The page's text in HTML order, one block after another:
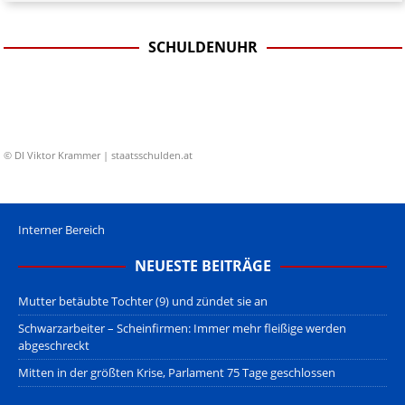
SCHULDENUHR
© DI Viktor Krammer | staatsschulden.at
Interner Bereich
NEUESTE BEITRÄGE
Mutter betäubte Tochter (9) und zündet sie an
Schwarzarbeiter – Scheinfirmen: Immer mehr fleißige werden
abgeschreckt
Mitten in der größten Krise, Parlament 75 Tage geschlossen